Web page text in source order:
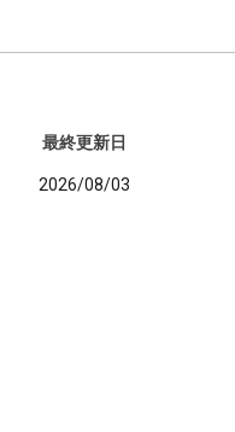
最終更新日
2026/08/03